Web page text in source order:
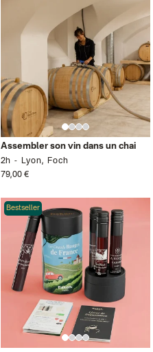
Assembler son vin dans un chai
2h
Lyon, Foch
79,00 €
Bestseller